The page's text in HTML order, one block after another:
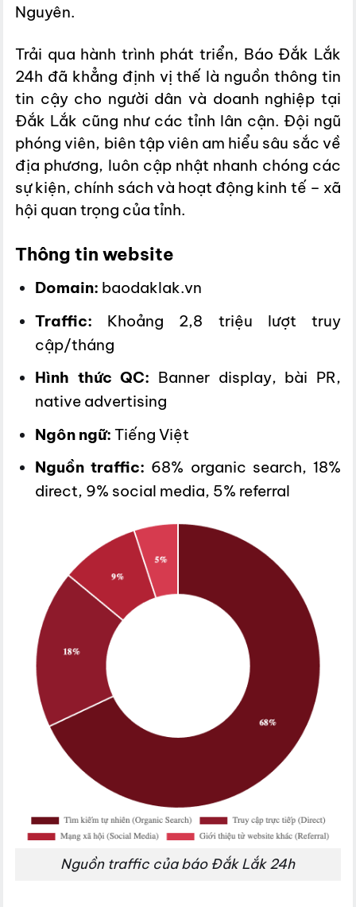
Nguyên.
Trải qua hành trình phát triển, Báo Đắk Lắk
24h đã khẳng định vị thế là nguồn thông tin
tin cậy cho người dân và doanh nghiệp tại
Đắk Lắk cũng như các tỉnh lân cận. Đội ngũ
phóng viên, biên tập viên am hiểu sâu sắc về
địa phương, luôn cập nhật nhanh chóng các
sự kiện, chính sách và hoạt động kinh tế – xã
hội quan trọng của tỉnh.
Thông tin website
Domain: baodaklak.vn
Traffic: Khoảng 2,8 triệu lượt truy
cập/tháng
Hình thức QC: Banner display, bài PR,
native advertising
Ngôn ngữ: Tiếng Việt
Nguồn traffic: 68% organic search, 18%
direct, 9% social media, 5% referral
Nguồn traffic của báo Đắk Lắk 24h